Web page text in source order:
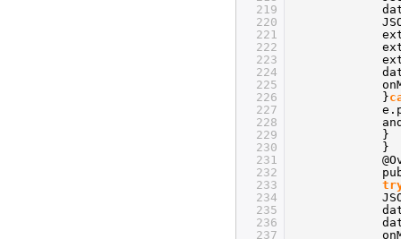
219
220
221
222
223
224
225
226
227
228
229
230
231
232
233
234
235
236
237
}
}
}